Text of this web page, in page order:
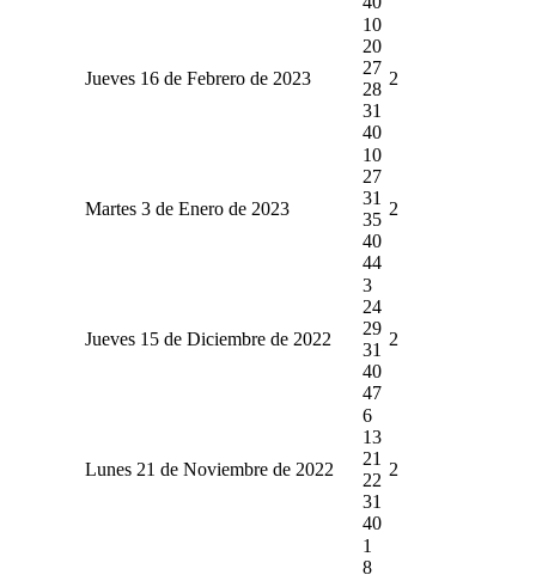
Jueves 16 de Febrero de 2023
10
20
27
28
31
40
2
Martes 3 de Enero de 2023
10
27
31
35
40
44
2
Jueves 15 de Diciembre de 2022
3
24
29
31
40
47
2
Lunes 21 de Noviembre de 2022
6
13
21
22
31
40
2
1
8